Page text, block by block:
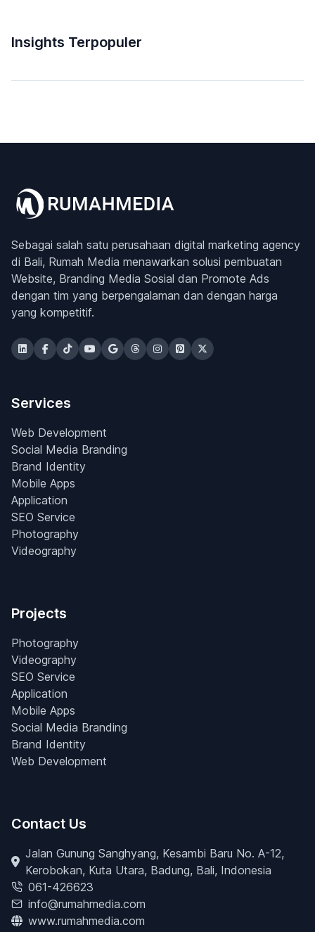
Insights Terpopuler
Sebagai salah satu perusahaan digital marketing agency
di Bali, Rumah Media menawarkan solusi pembuatan
Website, Branding Media Sosial dan Promote Ads
dengan tim yang berpengalaman dan dengan harga
yang kompetitif.
Services
Web Development
Social Media Branding
Brand Identity
Mobile Apps
Application
SEO Service
Photography
Videography
Projects
Photography
Videography
SEO Service
Application
Mobile Apps
Social Media Branding
Brand Identity
Web Development
Contact Us
Jalan Gunung Sanghyang, Kesambi Baru No. A-12,
Kerobokan, Kuta Utara, Badung, Bali, Indonesia
061-426623
info@rumahmedia.com
www.rumahmedia.com